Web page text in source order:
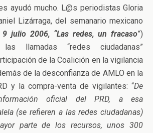
ayudó mucho. L@s periodistas Gloria
Lizárraga, del semanario mexicano
julio 2006, “Las redes, un fracaso”)
llamadas “redes ciudadanas”
de la Coalición en la vigilancia
de la desconfianza de AMLO en la
y la compra-venta de vigilantes: “De
oficial del PRD, a esa
(se refieren a las redes ciudadanas)
parte de los recursos, unos 300